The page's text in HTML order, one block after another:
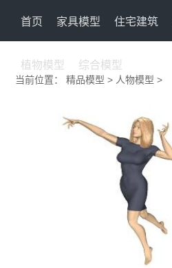
首页 家具模型 住宅建筑
植物模型 综合模型
当前位置： 精品模型 > 人物模型 >